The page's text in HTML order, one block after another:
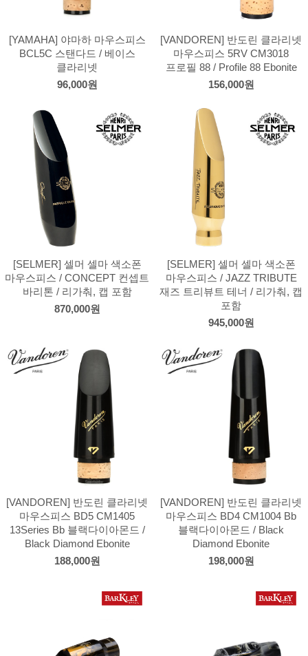
[YAMAHA] 야마하 마우스피스
BCL5C 스탠다드 / 베이스
클라리넷
96,000원
[VANDOREN] 반도린 클라리넷
마우스피스 5RV CM3018
프로필 88 / Profile 88 Ebonite
156,000원
[SELMER] 셀머 셀마 색소폰
마우스피스 / CONCEPT 컨셉트
바리톤 / 리가춰, 캡 포함
870,000원
[SELMER] 셀머 셀마 색소폰
마우스피스 / JAZZ TRIBUTE
재즈 트리뷰트 테너 / 리가춰, 캡
포함
945,000원
[VANDOREN] 반도린 클라리넷
마우스피스 BD5 CM1405
13Series Bb 블랙다이아몬드 /
Black Diamond Ebonite
188,000원
[VANDOREN] 반도린 클라리넷
마우스피스 BD4 CM1004 Bb
블랙다이아몬드 / Black
Diamond Ebonite
198,000원